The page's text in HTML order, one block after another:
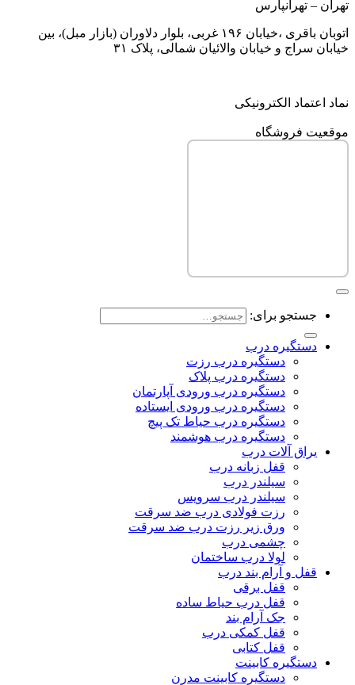
تهران – تهرانپارس
اتوبان باقری ،خیابان ۱۹۶ غربی، بلوار دلاوران (بازار مبل)، بین
خیابان سراج و خیابان والائیان شمالی، پلاک ۳۱
نماد اعتماد الکترونیکی
موقعیت فروشگاه
جستجو برای:
دستگیره درب
دستگیره درب رزت
دستگیره درب پلاک
دستگیره درب ورودی آپارتمان
دستگیره درب ورودی ایستاده
دستگیره درب حیاط تک پیچ
دستگیره درب هوشمند
یراق آلات درب
قفل زبانه درب
سیلندر درب
سیلندر درب سرویس
رزت فولادی درب ضد سرقت
ورق زیر رزت درب ضد سرقت
چشمی درب
لولا درب ساختمان
قفل و آرام بند درب
قفل برقی
قفل درب حیاط ساده
جک آرام بند
قفل کمکی درب
قفل کتابی
دستگیره کابینت
دستگیره کابینت مدرن